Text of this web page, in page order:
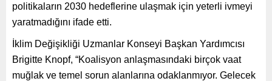
politikaların 2030 hedeflerine ulaşmak için yeterli ivmeyi
yaratmadığını ifade etti.
İklim Değişikliği Uzmanlar Konseyi Başkan Yardımcısı
Brigitte Knopf, “Koalisyon anlaşmasındaki birçok vaat
muğlak ve temel sorun alanlarına odaklanmıyor. Gelecek